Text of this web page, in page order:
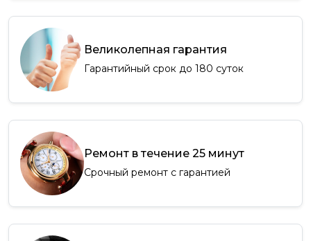
Великолепная гарантия
Гарантийный срок до 180 суток
Ремонт в течение 25 минут
Срочный ремонт с гарантией